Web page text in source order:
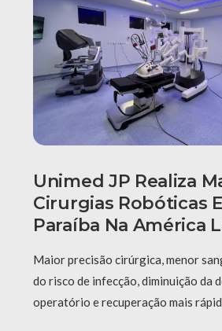
Unimed JP Realiza
Cirurgias Robóticas
Paraíba Na América
Maior precisão cirúrgica, menor
do risco de infecção, diminuição da
operatório e recuperação mais